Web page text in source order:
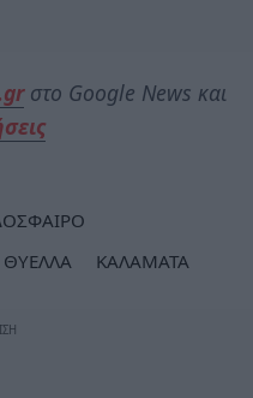
στο Google News και
ΚΑΛΑΜΑΤΑ